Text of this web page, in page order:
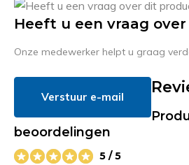
Heeft u een vraag
Onze medewerker helpt u graag
Verstuur e-mail
beoordelingen
5 / 5